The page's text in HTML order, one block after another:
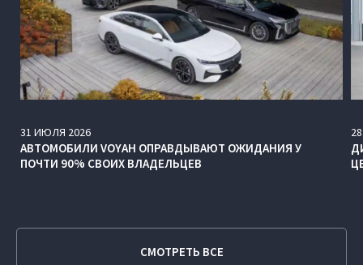
31 ИЮЛЯ 2026
АВТОМОБИЛИ VOYAH ОПРАВДЫВАЮТ ОЖИДАНИЯ У
ПОЧТИ 90% СВОИХ ВЛАДЕЛЬЦЕВ
28
СМОТРЕТЬ ВСЕ